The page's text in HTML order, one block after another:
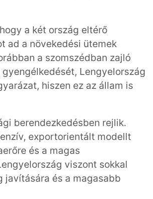
a két ország eltérő
ad a növekedési ütemek
a szomszédban zajló
Lengyelország
hiszen ez az állam is
berendezkedésben rejlik.
exportorientált modellt
és a magas
viszont sokkal
és a magasabb